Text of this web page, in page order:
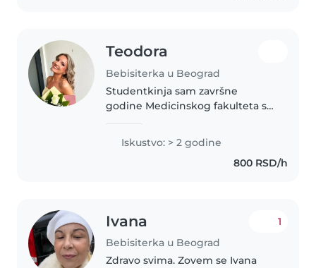
Teodora
Bebisiterka u Beograd
Studentkinja sam završne
godine Medicinskog fakulteta sa
sam, strpljiva, pažljiva i pouzdana,
a zahvaljujući medicinskom..
Iskustvo: > 2 godine
800 RSD/h
Ivana
Bebisiterka u Beograd
1
Zdravo svima. Zovem se Ivana